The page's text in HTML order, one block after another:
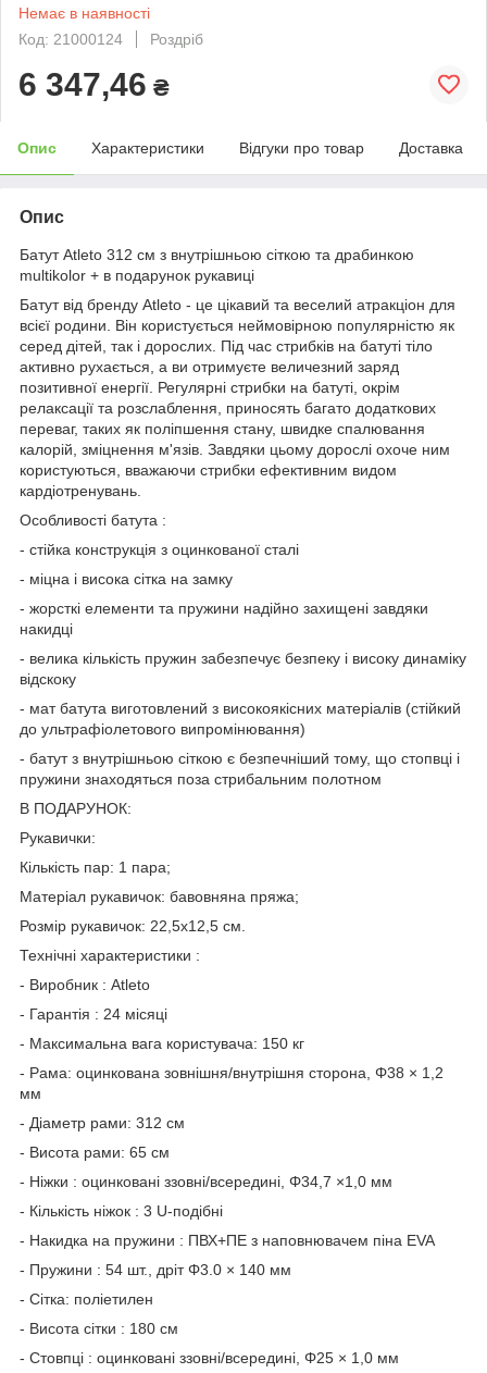
Немає в наявності
Код: 21000124
Роздріб
6 347,46 ₴
Опис Характеристики Відгуки про товар Доставка
Опис
Батут Atleto 312 см з внутрішньою сіткою та драбинкою
multikolor + в подарунок рукавиці
Батут від бренду Atleto - це цікавий та веселий атракціон для
всієї родини. Він користується неймовірною популярністю як
серед дітей, так і дорослих. Під час стрибків на батуті тіло
активно рухається, а ви отримуєте величезний заряд
позитивної енергії. Регулярні стрибки на батуті, окрім
релаксації та розслаблення, приносять багато додаткових
переваг, таких як поліпшення стану, швидке спалювання
калорій, зміцнення м'язів. Завдяки цьому дорослі охоче ним
користуються, вважаючи стрибки ефективним видом
кардіотренувань.
Особливості батута :
- стійка конструкція з оцинкованої сталі
- міцна і висока сітка на замку
- жорсткі елементи та пружини надійно захищені завдяки
накидці
- велика кількість пружин забезпечує безпеку і високу динаміку
відскоку
- мат батута виготовлений з високоякісних матеріалів (стійкий
до ультрафіолетового випромінювання)
- батут з внутрішньою сіткою є безпечніший тому, що стопвці і
пружини знаходяться поза стрибальним полотном
В ПОДАРУНОК:
Рукавички:
Кількість пар: 1 пара;
Матеріал рукавичок: бавовняна пряжа;
Розмір рукавичок: 22,5х12,5 см.
Технічні характеристики :
- Виробник : Atleto
- Гарантія : 24 місяці
- Максимальна вага користувача: 150 кг
- Рама: оцинкована зовнішня/внутрішня сторона, Φ38 × 1,2
мм
- Діаметр рами: 312 см
- Висота рами: 65 см
- Ніжки : оцинковані ззовні/всередині, Φ34,7 ×1,0 мм
- Кількість ніжок : 3 U-подібні
- Накидка на пружини : ПВХ+ПЕ з наповнювачем піна EVA
- Пружини : 54 шт., дріт Φ3.0 × 140 мм
- Сітка: поліетилен
- Висота сітки : 180 см
- Стовпці : оцинковані ззовні/всередині, Φ25 × 1,0 мм